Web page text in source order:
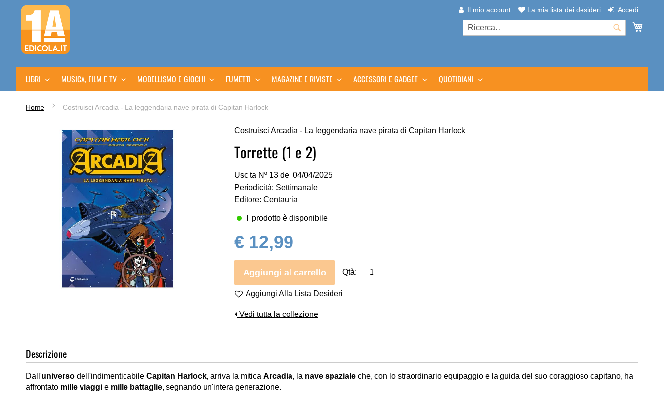
Salta
al
contenuto
Il mio account La mia lista dei desideri Accedi
Cerca
LIBRI MUSICA, FILM E TV MODELLISMO E GIOCHI FUMETTI MAGAZINE E RIVISTE ACCESSORI E GADGET QUOTIDIANI
Home Costruisci Arcadia - La leggendaria nave pirata di Capitan Harlock
di
immagini
Costruisci Arcadia - La leggendaria nave pirata di Capitan Harlock
Torrette (1 e 2)
Uscita Nº 13 del 04/04/2025
Periodicità: Settimanale
Editore: Centauria
Il prodotto è disponibile
€ 12,99
Aggiungi al carrello Qtà:
Aggiungi Alla Lista Desideri
Vedi tutta la collezione
Descrizione
Dall'universo dell'indimenticabile Capitan Harlock, arriva la mitica Arcadia, la nave spaziale che, con lo straordinario equipaggio e la guida del suo coraggioso capitano, ha
affrontato mille viaggi e mille battaglie, segnando un'intera generazione.